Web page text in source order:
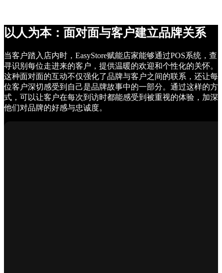
以人为本：面对面与客户建立品牌关系
当客户踏入店内时，EasyStore赋能店家能够通过POS系统，查
寻识别每位走进来的客户，提供温暖的欢迎和个性化的关怀。
这种面对面的互动不仅强化了品牌与客户之间的联系，还让每
位客户深切感受到自己是品牌故事中的一部分。通过这样的方
式，可以让客户在每次到访时都能感受到被重视的体验，加深
他们对品牌的好感与忠诚度。